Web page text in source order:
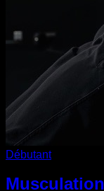
Débutant